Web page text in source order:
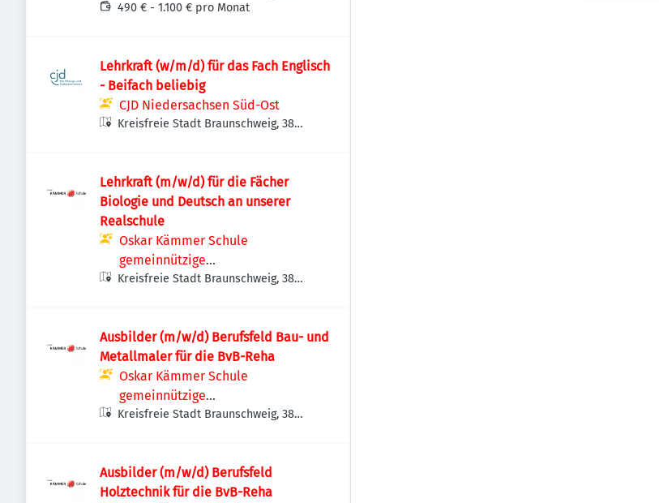
Braunschweig, Deutschland
490 € - 1.100 € pro Monat
Lehrkraft (w/m/d) für das Fach Englisch
- Beifach beliebig
CJD Niedersachsen Süd-Ost
Kreisfreie Stadt Braunschweig, 38
Lehrkraft (m/w/d) für die Fächer
Biologie und Deutsch an unserer
Realschule
Oskar Kämmer Schule
gemeinnützige
Bildungsgesellschaft mbH
Kreisfreie Stadt Braunschweig, 38
Ausbilder (m/w/d) Berufsfeld Bau- und
Metallmaler für die BvB-Reha
Oskar Kämmer Schule
gemeinnützige
Bildungsgesellschaft mbH
Kreisfreie Stadt Braunschweig, 38
Ausbilder (m/w/d) Berufsfeld
Holztechnik für die BvB-Reha